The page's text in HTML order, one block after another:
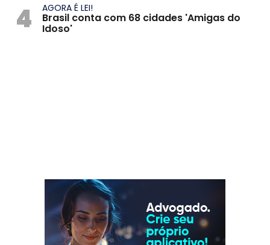
4 AGORA É LEI!
Brasil conta com 68 cidades 'Amigas do
Idoso'